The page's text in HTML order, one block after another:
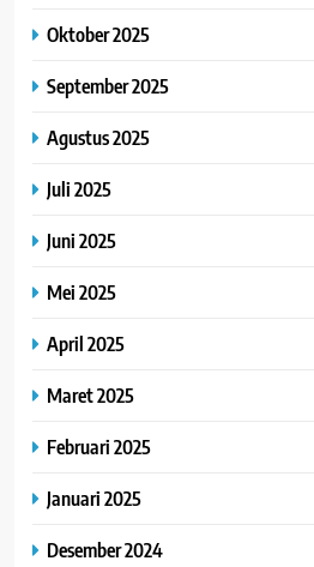
Oktober 2025
September 2025
Agustus 2025
Juli 2025
Juni 2025
Mei 2025
April 2025
Maret 2025
Februari 2025
Januari 2025
Desember 2024